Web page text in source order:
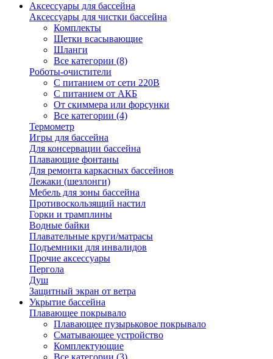
Аксессуары для бассейна
Аксессуары для чистки бассейна
Комплекты
Щетки всасывающие
Шланги
Все категории (8)
Роботы-очистители
С питанием от сети 220В
С питанием от АКБ
От скиммера или форсунки
Все категории (4)
Термометр
Игры для бассейна
Для консервации бассейна
Плавающие фонтаны
Для ремонта каркасных бассейнов
Лежаки (шезлонги)
Мебель для зоны бассейна
Противоскользящий настил
Горки и трамплины
Водные байки
Плавательные круги/матрасы
Подъемники для инвалидов
Прочие аксессуары
Пергола
Душ
Защитный экран от ветра
Укрытие бассейна
Плавающее покрывало
Плавающее пузырьковое покрывало
Сматывающее устройство
Комплектующие
Все категории (3)